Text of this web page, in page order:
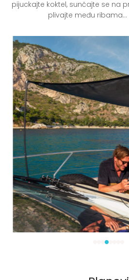
pijuckajte koktel, sunčajte se na
plivajte među ribama…